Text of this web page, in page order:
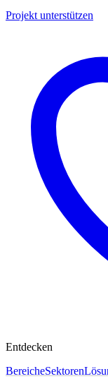
Projekt unterstützen
Entdecken
BereicheSektoren